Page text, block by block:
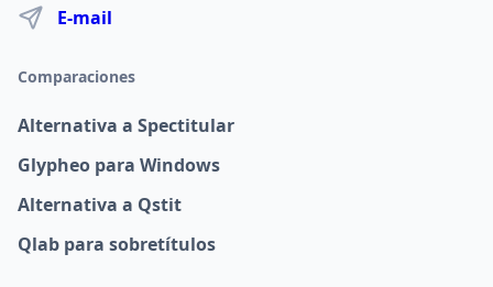
E-mail
Comparaciones
Alternativa a Spectitular
Glypheo para Windows
Alternativa a Qstit
Qlab para sobretítulos